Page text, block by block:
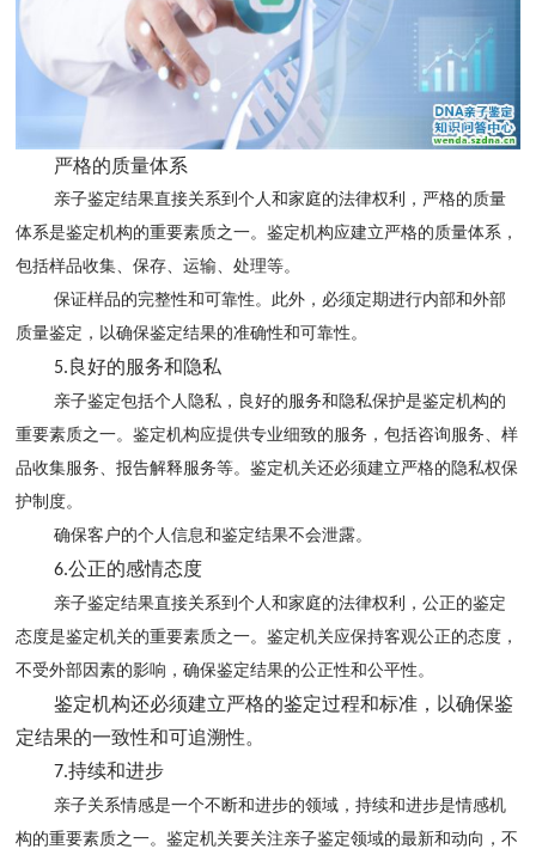
严格的质量体系
亲子鉴定结果直接关系到个人和家庭的法律权利，严格的质量
体系是鉴定机构的重要素质之一。鉴定机构应建立严格的质量体系，
包括样品收集、保存、运输、处理等。
保证样品的完整性和可靠性。此外，必须定期进行内部和外部
质量鉴定，以确保鉴定结果的准确性和可靠性。
5.良好的服务和隐私
亲子鉴定包括个人隐私，良好的服务和隐私保护是鉴定机构的
重要素质之一。鉴定机构应提供专业细致的服务，包括咨询服务、样
品收集服务、报告解释服务等。鉴定机关还必须建立严格的隐私权保
护制度。
确保客户的个人信息和鉴定结果不会泄露。
6.公正的感情态度
亲子鉴定结果直接关系到个人和家庭的法律权利，公正的鉴定
态度是鉴定机关的重要素质之一。鉴定机关应保持客观公正的态度，
不受外部因素的影响，确保鉴定结果的公正性和公平性。
鉴定机构还必须建立严格的鉴定过程和标准，以确保鉴
定结果的一致性和可追溯性。
7.持续和进步
亲子关系情感是一个不断和进步的领域，持续和进步是情感机
构的重要素质之一。鉴定机关要关注亲子鉴定领域的最新和动向，不